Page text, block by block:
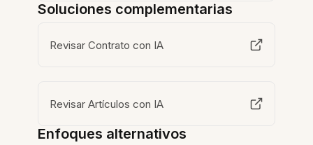
Soluciones complementarias
Revisar Contrato con IA
Revisar Artículos con IA
Enfoques alternativos